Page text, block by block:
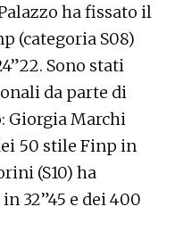
ha fissato il
(categoria S08)
Sono stati
da parte di
Giorgia Marchi
50 stile Finp in
(S10) ha
32”45 e dei 400